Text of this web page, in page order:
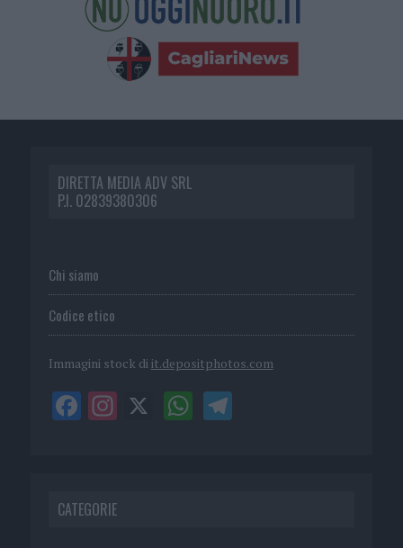
DIRETTA MEDIA ADV SRL
P.I. 02839380306
Chi siamo
Codice etico
Immagini stock di it.depositphotos.com
CATEGORIE